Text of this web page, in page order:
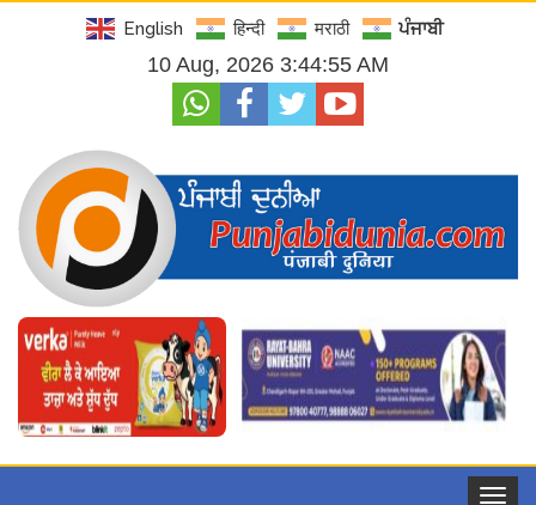
English हिन्दी मराठी ਪੰਜਾਬੀ
10 Aug, 2026 3:44:57 AM
Toggle